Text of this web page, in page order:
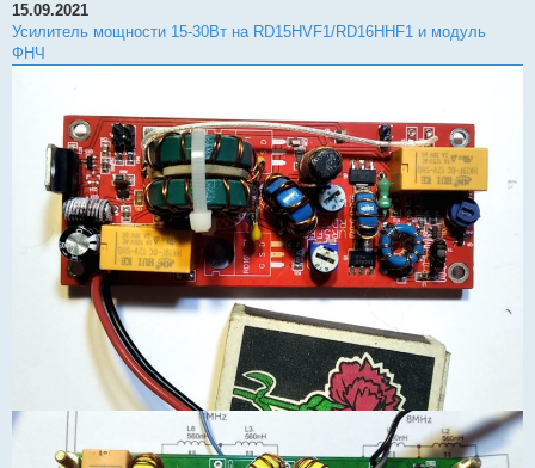
15.09.2021
Усилитель мощности 15-30Вт на RD15HVF1/RD16HHF1 и модуль
ФНЧ